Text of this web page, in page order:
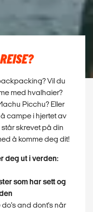
Vil du
med hvalhaier?
Picchu? Eller
campe i hjertet av
skrevet på din
å komme deg dit!
deg ut i verden:
som har sett og
do's and dont's når